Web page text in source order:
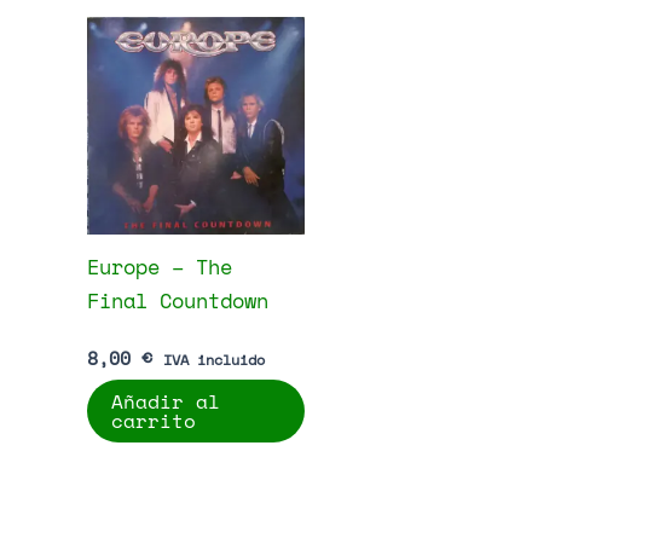
Europe – The
Final Countdown
8,00 € IVA incluido
Añadir al
carrito